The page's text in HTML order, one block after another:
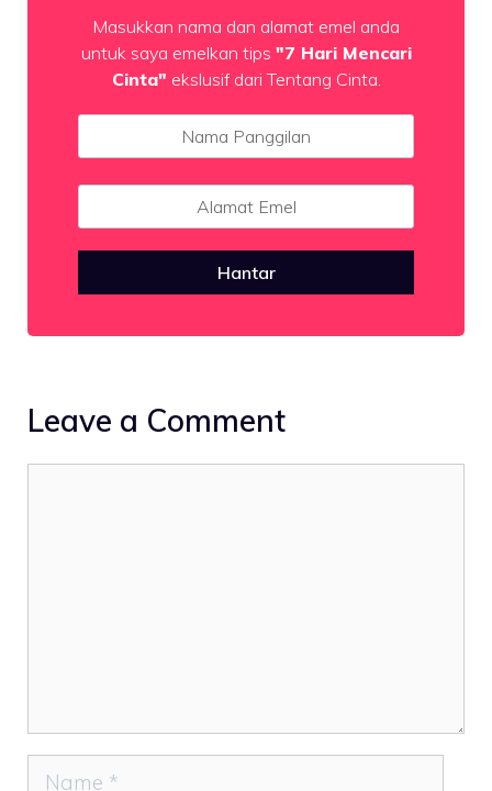
Masukkan nama dan alamat emel anda
untuk saya emelkan tips "7 Hari Mencari
Cinta" ekslusif dari Tentang Cinta.
Hantar
Leave a Comment
Name